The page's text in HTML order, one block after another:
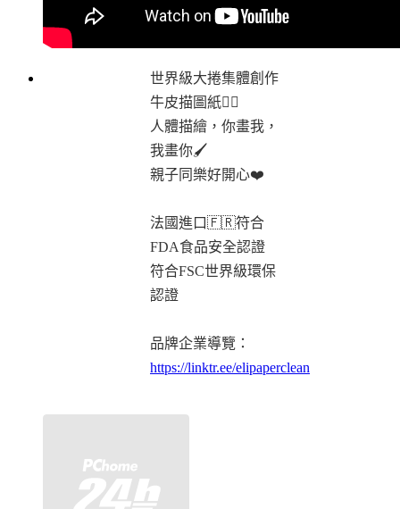
世界級大捲集體創作
牛皮描圖紙👍🏻
人體描繪，你畫我，
我畫你🖌
親子同樂好開心❤️
法國進口🇫🇷符合
FDA食品安全認證
符合FSC世界級環保
認證
品牌企業導覽：
https://linktr.ee/elipaperclean